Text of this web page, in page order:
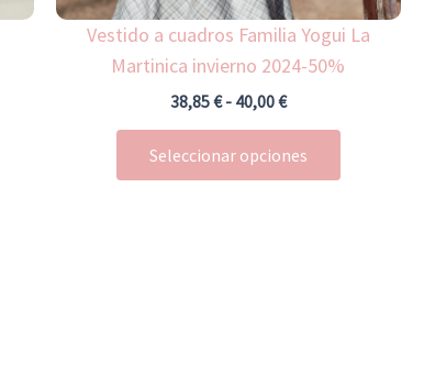
Vestido a cuadros Familia Yogui La
Martinica invierno 2024-50%
38,85€ - 40,00€
Seleccionar opciones
la
página